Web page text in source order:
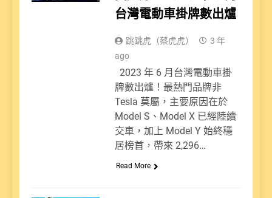
台灣電動車掛牌數出爐
跳跳虎（蔡虎虎）
3 年
ago
2023 年 6 月台灣電動車掛
牌數出爐！最熱門品牌非
Tesla 莫屬，主要原因在於
Model S、Model X 已經陸續
交車，加上 Model Y 始終穩
居榜首，帶來 2,296…
Read More